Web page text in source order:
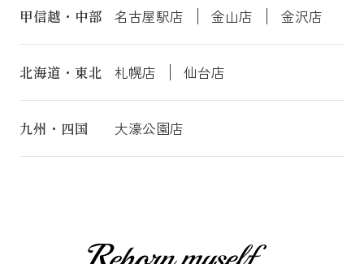
甲信越・中部 名古屋駅店 金山店 金沢店
北海道・東北 札幌店 仙台店
九州・四国 大濠公園店